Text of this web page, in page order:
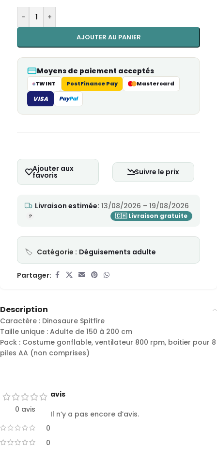
- +
AJOUTER AU PANIER
Alternative:
Moyens de paiement acceptés
TWINT PostFinance Pay Mastercard
VISA PayPal
Ajouter aux
favoris Suivre le prix
Livraison estimée: 13/08/2026 – 19/08/2026
Catégorie : Déguisements adulte
Partager:
Description
Caractère : Dinosaure Spitfire
Taille unique : Adulte de 150 à 200 cm
Pack : Costume gonflable, ventilateur 800 rpm, boitier pour 8
piles AA (non comprises)
0 avis
0
0
avis
Il n’y a pas encore d’avis.